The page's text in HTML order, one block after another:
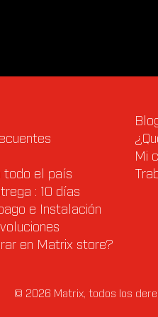
todo el país
: 10 días
e Instalación
en Matrix store?
Mi
© 2026 Matrix, todos los